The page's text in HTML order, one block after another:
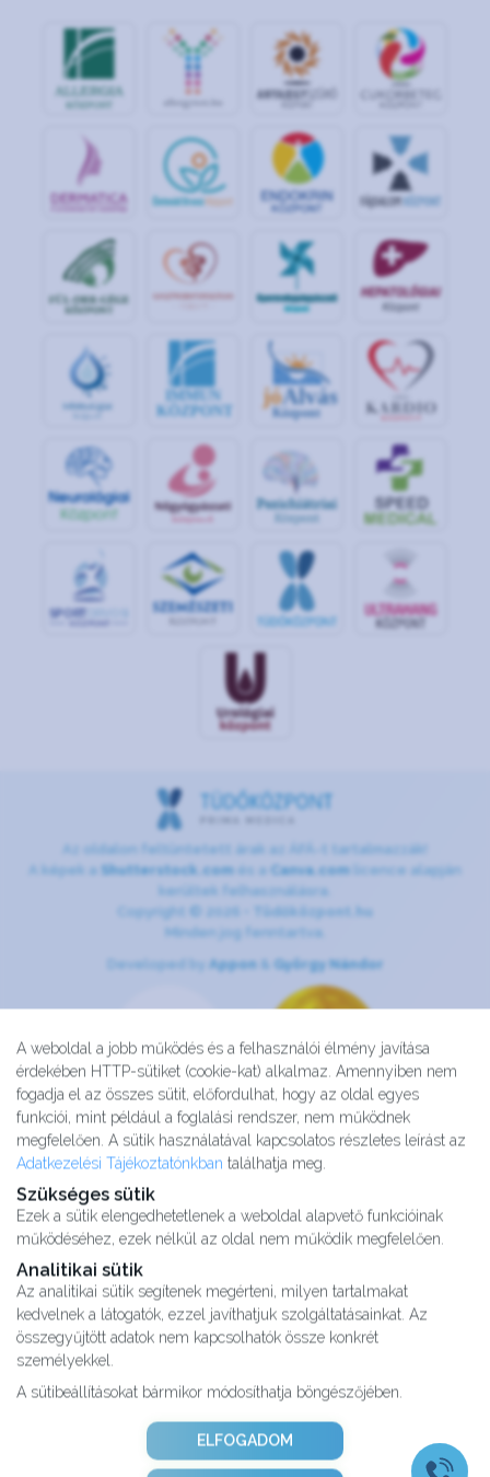
A weboldal a jobb működés és a felhasználói élmény javítása
érdekében HTTP-sütiket (cookie-kat) alkalmaz. Amennyiben nem
fogadja el az összes sütit, előfordulhat, hogy az oldal egyes
funkciói, mint például a foglalási rendszer, nem működnek
megfelelően. A sütik használatával kapcsolatos részletes leírást az
Adatkezelési Tájékoztatónkban találhatja meg.
Szükséges sütik
Ezek a sütik elengedhetetlenek a weboldal alapvető funkcióinak
működéséhez, ezek nélkül az oldal nem működik megfelelően.
Analitikai sütik
Az analitikai sütik segítenek megérteni, milyen tartalmakat
kedvelnek a látogatók, ezzel javíthatjuk szolgáltatásainkat. Az
összegyűjtött adatok nem kapcsolhatók össze konkrét
személyekkel.
A sütibeállításokat bármikor módosíthatja böngészőjében.
ELFOGADOM
IMMUN
KÖZPONT
jóAlvás
Központ
SPORT
Az oldalon feltüntetett árak az ÁFÁ-t tartalmazzák!
A képek a Shutterstock.com és a Canva.com licence alapján
kerültek felhasználásra.
Copyright © 2026 •
Tüdőközpont.hu
Minden jog fenntartva.
Developed by Appon& György Nándor
Kutatásaink
Partnereink
Karrier
Adatvédelmi tájékoztató
ÁSZF